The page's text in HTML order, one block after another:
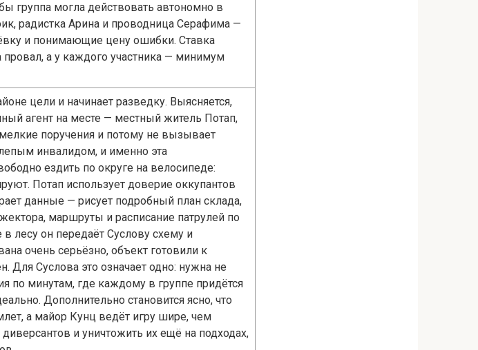
группа могла действовать автономно в
радистка Арина и проводница Серафима —
и понимающие цену ошибки. Ставка
провал, а у каждого участника — минимум
цели и начинает разведку. Выясняется,
агент на месте — местный житель Потап,
поручения и потому не вызывает
инвалидом, и именно эта
ездить по округе на велосипеде:
Потап использует доверие оккупантов
данные — рисует подробный план склада,
маршруты и расписание патрулей по
лесу он передаёт Суслову схему и
очень серьёзно, объект готовили к
Для Суслова это означает одно: нужна не
по минутам, где каждому в группе придётся
Дополнительно становится ясно, что
а майор Кунц ведёт игру шире, чем
и уничтожить их ещё на подходах,